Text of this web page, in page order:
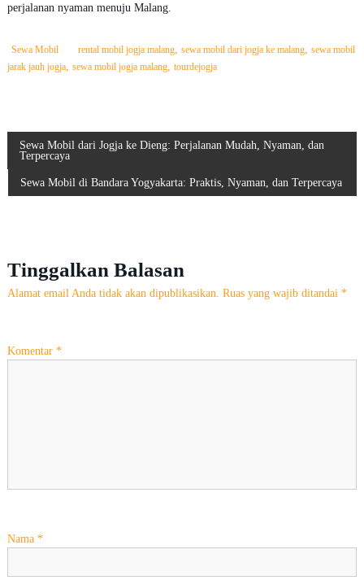
perjalanan nyaman menuju Malang.
Sewa Mobil rental mobil jogja malang, sewa mobil dari jogja ke malang, sewa mobil
jarak jauh jogja, sewa mobil jogja malang, tourdejogja
N
i
g
s
Sewa Mobil dari Jogja ke Dieng: Perjalanan Mudah, Nyaman, dan
Terpercaya
Sewa Mobil di Bandara Yogyakarta: Praktis, Nyaman, dan Terpercaya
Tinggalkan Balasan
Alamat email Anda tidak akan dipublikasikan. Ruas yang wajib ditandai *
Komentar *
Nama *